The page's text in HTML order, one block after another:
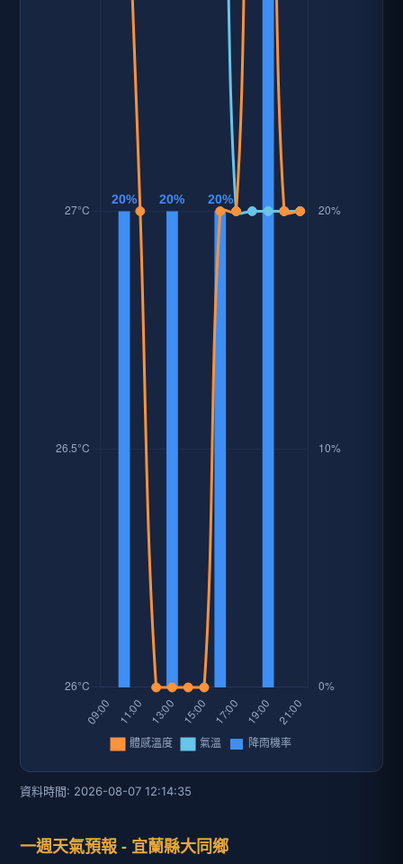
資料時間: 2026-08-07 12:14:35
一週天氣預報 - 宜蘭縣大同鄉